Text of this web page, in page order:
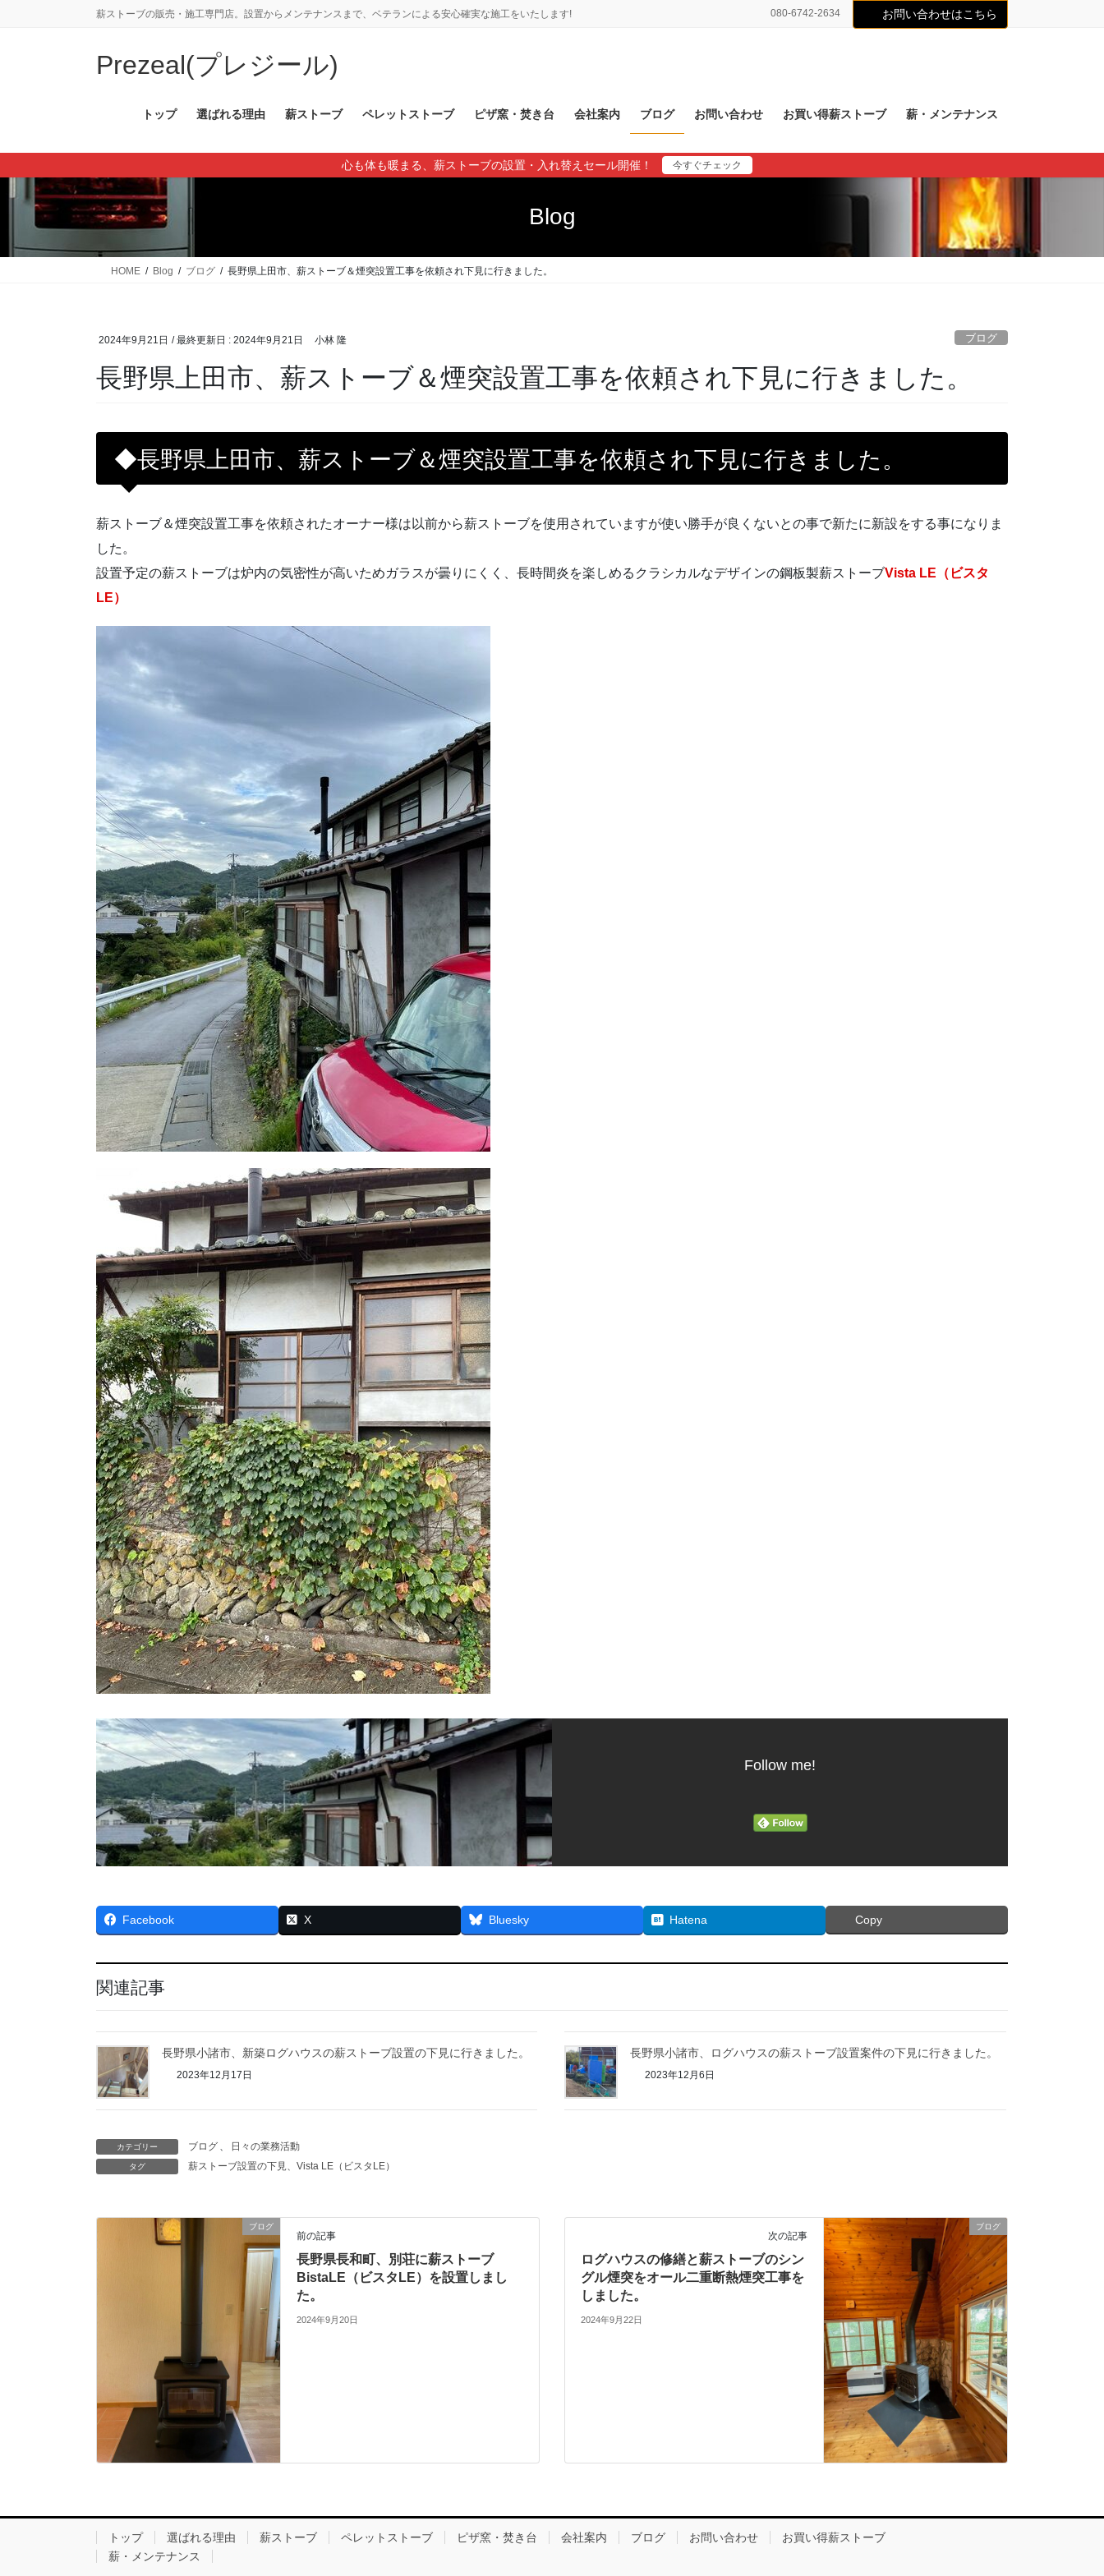
薪ストーブの販売・施工専門店。設置からメンテナンスまで、ベテランによる安心確実な施工をいたします! 080-6742-2634 お問い合わせはこちら
Prezeal(プレジール)
トップ 選ばれる理由 薪ストーブ ペレットストーブ ピザ窯・焚き台 会社案内 ブログ お問い合わせ お買い得薪ストーブ 薪・メンテナンス
心も体も暖まる、薪ストーブの設置・入れ替えセール開催！ 今すぐチェック
Blog
HOME Blog ブログ 長野県上田市、薪ストーブ＆煙突設置工事を依頼され下見に行きました。
2024年9月21日 / 最終更新日 : 2024年9月21日 小林 隆 ブログ
長野県上田市、薪ストーブ＆煙突設置工事を依頼され下見に行きました。
◆長野県上田市、薪ストーブ＆煙突設置工事を依頼され下見に行きました。
薪ストーブ＆煙突設置工事を依頼されたオーナー様は以前から薪ストーブを使用されていますが使い勝手が良くないとの事で新たに新設をする事になりま
した。
設置予定の薪ストーブは炉内の気密性が高いためガラスが曇りにくく、長時間炎を楽しめるクラシカルなデザインの鋼板製薪ストーブVista LE（ビスタ
LE）
Follow me!
Facebook X Bluesky Hatena Copy
関連記事
長野県小諸市、新築ログハウスの薪ストーブ設置の下見に行きました。
2023年12月17日
長野県小諸市、ログハウスの薪ストーブ設置案件の下見に行きました。
2023年12月6日
カテゴリー ブログ 、 日々の業務活動
タグ 薪ストーブ設置の下見、Vista LE（ビスタLE）
ブログ
前の記事
長野県長和町、別荘に薪ストーブ
BistaLE（ビスタLE）を設置しまし
た。
2024年9月20日
ブログ
次の記事
ログハウスの修繕と薪ストーブのシン
グル煙突をオール二重断熱煙突工事を
しました。
2024年9月22日
トップ 選ばれる理由 薪ストーブ ペレットストーブ ピザ窯・焚き台 会社案内 ブログ お問い合わせ
お買い得薪ストーブ
薪・メンテナンス